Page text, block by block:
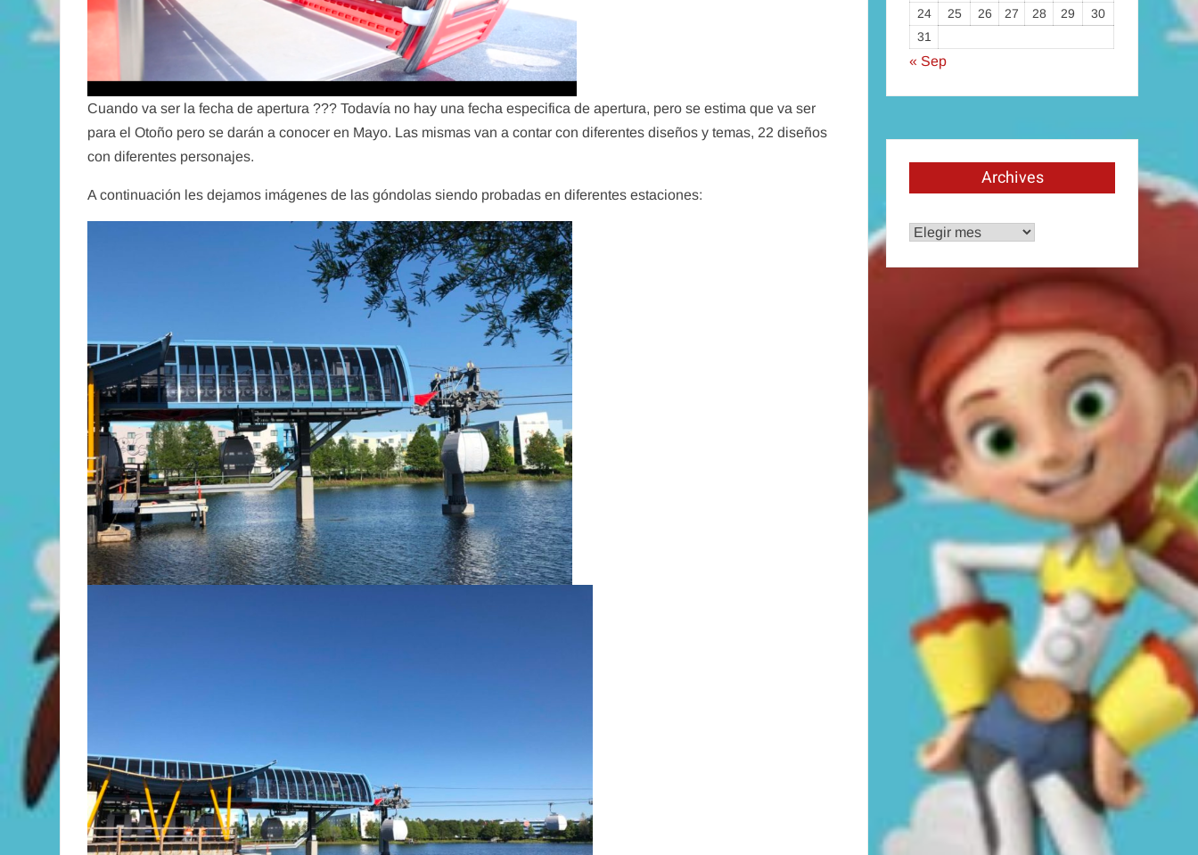
Cuando va ser la fecha de apertura ??? Todavía no hay una fecha especifica de apertura, pero se estima que va ser
para el Otoño pero se darán a conocer en Mayo. Las mismas van a contar con diferentes diseños y temas, 22 diseños
con diferentes personajes.
A continuación les dejamos imágenes de las góndolas siendo probadas en diferentes estaciones:
24
25 26 27 28 29
30
31
« Sep
Archives
Archives